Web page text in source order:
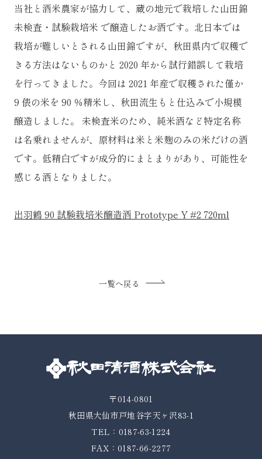
当社と酒米農家が協力して、蔵の地元で栽培した山田錦
未検査・試験栽培米 で醸造したお酒です。北日本では
栽培が難しいとされる山田錦ですが、秋田県内で収穫で
きる方法はないものかと 2020 年から試行錯誤して栽培
を行ってきました。今回は 2021 年産で収穫された僅か
9 俵の米を 90 ％精米し、秋田流生もと仕込みで小規模
醸造しました。 未検査米のため、純米酒など特定名称
は名乗れませんが、原材料は米と米麹のみの米だけの酒
です。低精白ですが成分的にまとまりがあり、可能性を
感じる酒となりました。
出羽鶴 90 試験栽培米醸造酒 Prototype Y #2 720ml
一覧へ戻る
〒014-0801
秋田県大仙市戸地谷字天ヶ沢83-1
TEL：0187-63-1224
FAX：0187-66-2277